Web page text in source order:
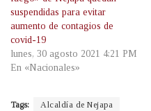
suspendidas para evitar
aumento de contagios de
covid-19
lunes, 30 agosto 2021 4:21 PM
En «Nacionales»
Tags: Alcaldía de Nejapa